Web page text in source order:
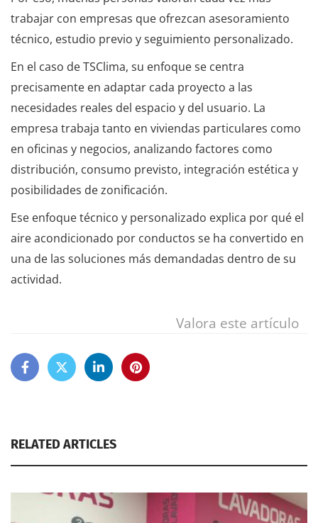
trabajar con empresas que ofrezcan asesoramiento
técnico, estudio previo y seguimiento personalizado.
En el caso de TSClima, su enfoque se centra
precisamente en adaptar cada proyecto a las
necesidades reales del espacio y del usuario. La
empresa trabaja tanto en viviendas particulares como
en oficinas y negocios, analizando factores como
distribución, consumo previsto, integración estética y
posibilidades de zonificación.
Ese enfoque técnico y personalizado explica por qué el
aire acondicionado por conductos se ha convertido en
una de las soluciones más demandadas dentro de su
actividad.
Valora este artículo
RELATED ARTICLES